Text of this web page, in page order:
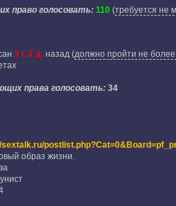
право голосовать: 110(требуется не
3 г. 2 д.назад(должно пройти не
права голосовать: 34
sextalk.ru/
образ жизни.